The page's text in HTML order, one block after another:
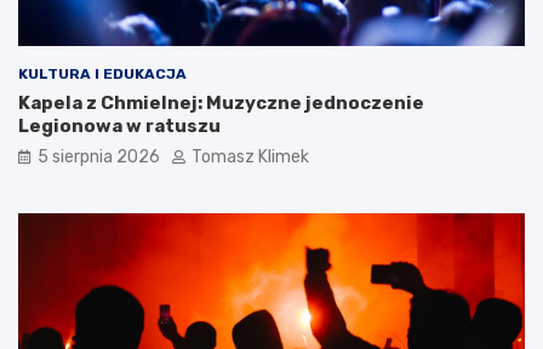
KULTURA I EDUKACJA
Kapela z Chmielnej: Muzyczne jednoczenie
Legionowa w ratuszu
5 sierpnia 2026 Tomasz Klimek